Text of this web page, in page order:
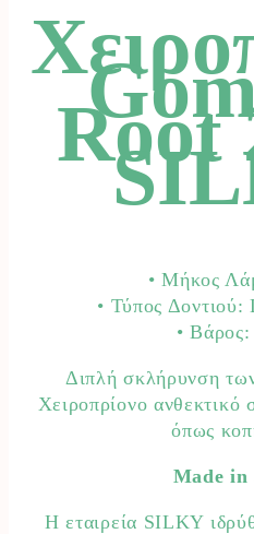
Root
• Mήκος
• Τύπος
•
Διπλή σκλήρυνση
Χειροπρίονο ανθεκτικό
όπως
Made in
Η εταιρεία SILKY